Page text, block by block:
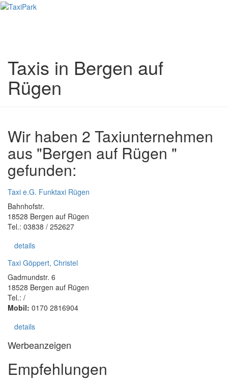
Taxis in Bergen auf
Rügen
Wir haben 2 Taxiunternehmen
aus "Bergen auf Rügen "
gefunden:
Taxi e.G. Funktaxi Rügen
Bahnhofstr.
18528 Bergen auf Rügen
Tel.: 03838 / 252627
details
Taxi Göppert, Christel
Gadmundstr. 6
18528 Bergen auf Rügen
Tel.: /
Mobil: 0170 2816904
details
Werbeanzeigen
Empfehlungen